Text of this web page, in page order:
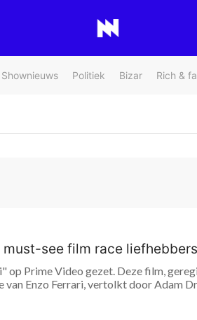
Shownieuws Politiek Bizar Rich &
see film race liefhebbers
op Prime Video gezet. Deze film,
Enzo Ferrari, vertolkt door Adam